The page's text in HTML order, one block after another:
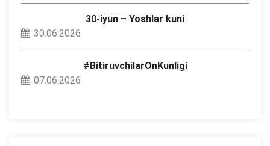
30-iyun – Yoshlar kuni
30.06.2026
#BitiruvchilarOnKunligi
07.06.2026